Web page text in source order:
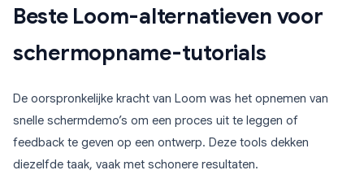
Beste Loom-alternatieven voor
schermopname-tutorials
De oorspronkelijke kracht van Loom was het opnemen van
snelle schermdemo’s om een proces uit te leggen of
feedback te geven op een ontwerp. Deze tools dekken
diezelfde taak, vaak met schonere resultaten.